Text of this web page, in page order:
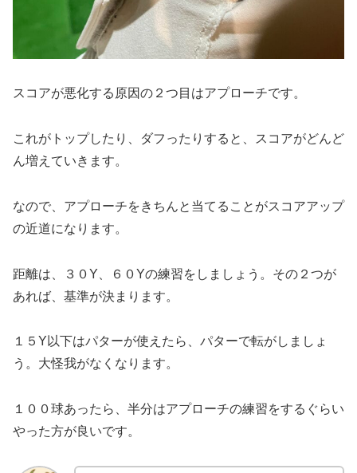
スコアが悪化する原因の２つ目はアプローチです。
これがトップしたり、ダフったりすると、スコアがどんど
ん増えていきます。
なので、アプローチをきちんと当てることがスコアアップ
の近道になります。
距離は、３０Y、６０Yの練習をしましょう。その２つが
あれば、基準が決まります。
１５Y以下はパターが使えたら、パターで転がしましょ
う。大怪我がなくなります。
１００球あったら、半分はアプローチの練習をするぐらい
やった方が良いです。